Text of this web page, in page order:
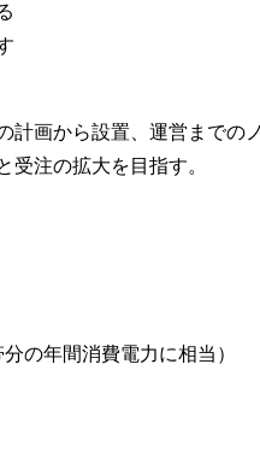
計画から設置、運営までの
注の拡大を目指す。
の年間消費電力に相当）